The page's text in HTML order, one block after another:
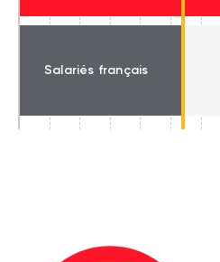
Salariés français